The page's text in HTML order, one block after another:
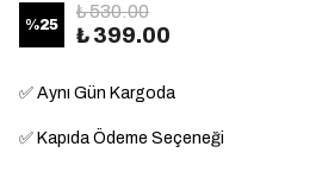
%25
₺ 530.00
₺ 399.00
✅ Aynı Gün Kargoda
✅ Kapıda Ödeme Seçeneği